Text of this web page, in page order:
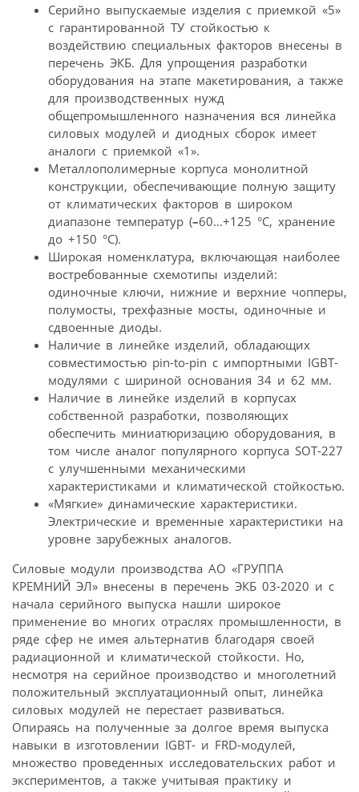
Серийно выпускаемые изделия с приемкой «5»
с гарантированной ТУ стойкостью к
воздействию специальных факторов внесены в
перечень ЭКБ. Для упрощения разработки
оборудования на этапе макетирования, а также
для производственных нужд
общепромышленного назначения вся линейка
силовых модулей и диодных сборок имеет
аналоги с приемкой «1».
Металлополимерные корпуса монолитной
конструкции, обеспечивающие полную защиту
от климатических факторов в широком
диапазоне температур (–60…+125 °С, хранение
до +150 °С).
Широкая номенклатура, включающая наиболее
востребованные схемотипы изделий:
одиночные ключи, нижние и верхние чопперы,
полумосты, трехфазные мосты, одиночные и
сдвоенные диоды.
Наличие в линейке изделий, обладающих
совместимостью pin-to-pin с импортными IGBT-
модулями с шириной основания 34 и 62 мм.
Наличие в линейке изделий в корпусах
собственной разработки, позволяющих
обеспечить миниатюризацию оборудования, в
том числе аналог популярного корпуса SOT-227
с улучшенными механическими
характеристиками и климатической стойкостью.
«Мягкие» динамические характеристики.
Электрические и временные характеристики на
уровне зарубежных аналогов.
Силовые модули производства АО «ГРУППА
КРЕМНИЙ ЭЛ» внесены в перечень ЭКБ 03-2020 и с
начала серийного выпуска нашли широкое
применение во многих отраслях промышленности, в
ряде сфер не имея альтернатив благодаря своей
радиационной и климатической стойкости. Но,
несмотря на серийное производство и многолетний
положительный эксплуатационный опыт, линейка
силовых модулей не перестает развиваться.
Опираясь на полученные за долгое время выпуска
навыки в изготовлении IGBT- и FRD-модулей,
множество проведенных исследовательских работ и
экспериментов, а также учитывая практику и